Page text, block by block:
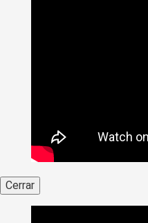
Cerrar